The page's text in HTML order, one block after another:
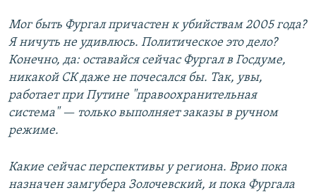
Мог быть Фургал причастен к убийствам 2005 года?
Я ничуть не удивлюсь. Политическое это дело?
Конечно, да: оставайся сейчас Фургал в Госдуме,
никакой СК даже не почесался бы. Так, увы,
работает при Путине "правоохранительная
система" — только выполняет заказы в ручном
режиме.
Какие сейчас перспективы у региона. Врио пока
назначен замгубера Золочевский, и пока Фургала